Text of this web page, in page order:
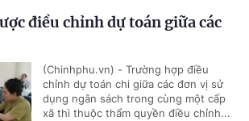
điều chỉnh dự toán giữa các
(Chinhphu.vn) - Trường hợp điều
chỉnh dự toán chi giữa các đơn vị sử
dụng ngân sách trong cùng một cấp
xã thì thuộc thẩm quyền điều chỉnh...